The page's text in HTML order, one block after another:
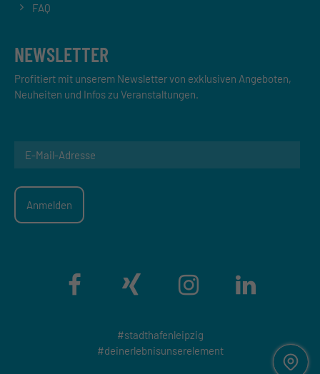
FAQ
NEWSLETTER
Profitiert mit unserem Newsletter von exklusiven Angeboten,
Neuheiten und Infos zu Veranstaltungen.
#stadthafenleipzig
#deinerlebnisunserelement